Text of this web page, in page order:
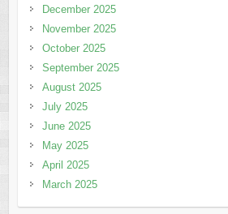
December 2025
November 2025
October 2025
September 2025
August 2025
July 2025
June 2025
May 2025
April 2025
March 2025